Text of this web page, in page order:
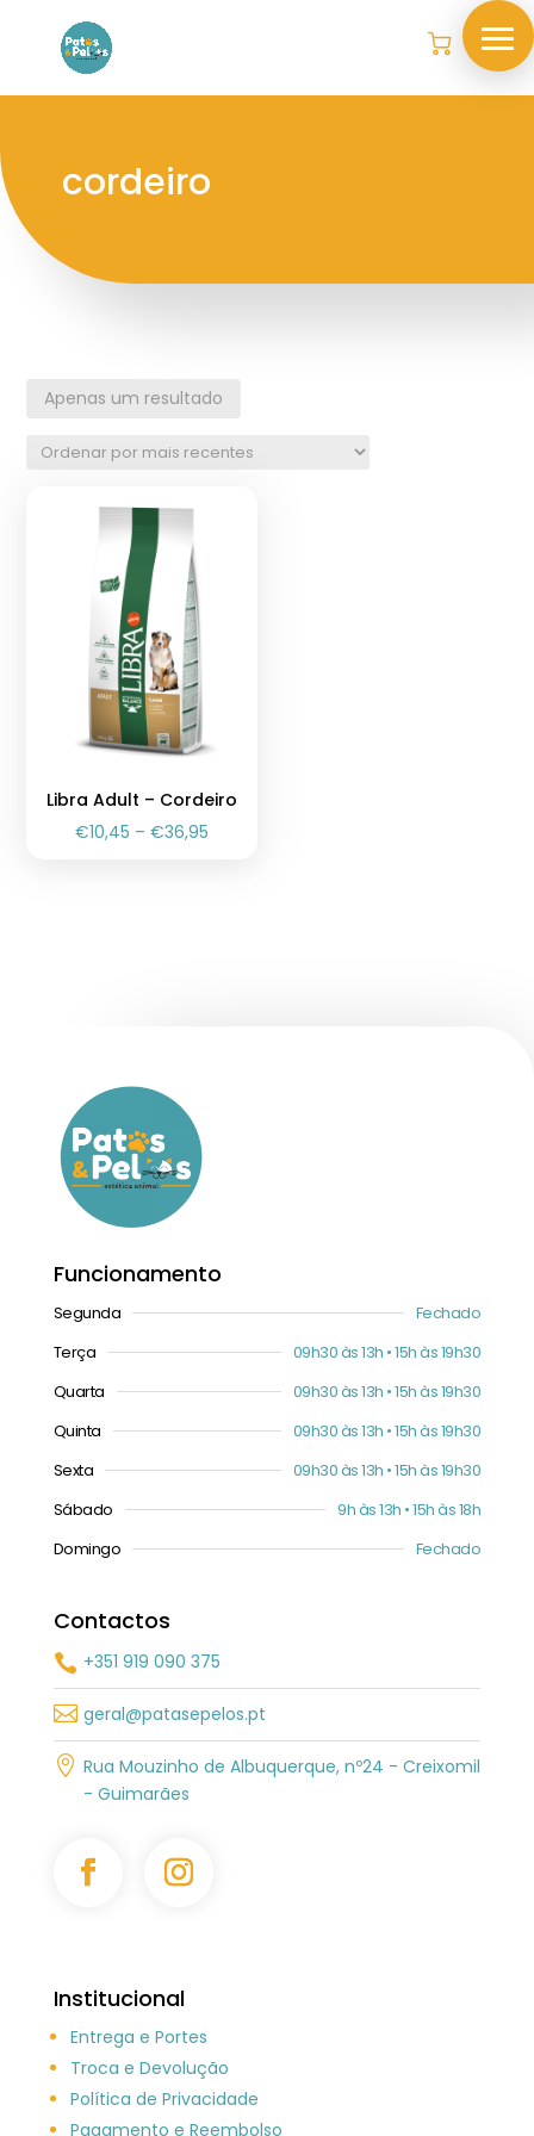
cordeiro
Apenas um resultado
Libra Adult – Cordeiro
€10,45 –€36,95
Funcionamento
Segunda
Fechado
Terça
09h30 às 13h • 15h às 19h30
Quarta
09h30 às 13h • 15h às 19h30
Quinta
09h30 às 13h • 15h às 19h30
Sexta
09h30 às 13h • 15h às 19h30
Sábado
9h às 13h • 15h às 18h
Domingo
Fechado
Contactos
 +351 919 090 375
 geral@patasepelos.pt
 Rua Mouzinho de Albuquerque, nº24 - Creixomil
- Guimarães
Institucional
Entrega e Portes
Troca e Devolução
Política de Privacidade
Pagamento e Reembolso